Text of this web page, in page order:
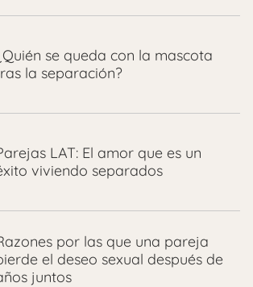
se queda con la mascota
la separación?
LAT: El amor que es un
viviendo separados
por las que una pareja
el deseo sexual después de
juntos